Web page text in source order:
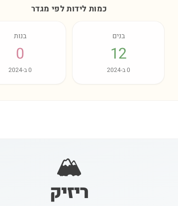
כמות לידות לפי מגדר
בנים
12
0ב-2024
בנות
0
0ב-2024
🏔️
ריזיק